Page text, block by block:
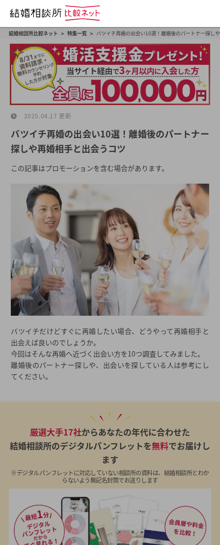
結婚相談所比較ネット > 特集一覧 > バツイチ再婚の出会い10選！離婚後のパートナー探し
2025.04.17 更新
バツイチ再婚の出会い10選！離婚後のパートナー
探しや再婚相手と出会うコツ
この記事はプロモーションを含む場合があります。
バツイチだけどすぐに再婚したい場合、どうやって再婚相手と
出会えば良いのでしょうか。
今回はそんな再婚へ近づく出会い方を10つ調査してみました。
離婚後のパートナー探しや、出会いを探している人は参考にし
てください。
厳選大手17社からあなたの年代に合わせた
結婚相談所のデジタルパンフレットを無料でお届けし
ます
※デジタルパンフレットに対応していない相談所の資料は、結婚相談所とわか
らないよう無記名封筒でお送りします